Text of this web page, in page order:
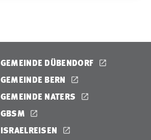
GEMEINDE DÜBENDORF
GEMEINDE BERN
GEMEINDE NATERS
GBSM
ISRAELREISEN